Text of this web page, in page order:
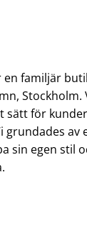
en familjär
Stockholm.
sätt för
grundades av
sin egen stil